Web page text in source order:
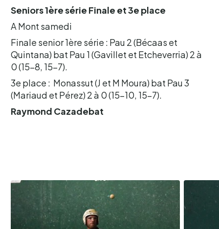
Seniors 1ère série Finale et 3e place
A Mont samedi
Finale senior 1ère série : Pau 2 (Bécaas et
Quintana) bat Pau 1 (Gavillet et Etcheverria) 2 à
0 (15-8, 15-7).
3e place : Monassut (J et M Moura) bat Pau 3
(Mariaud et Pérez) 2 à 0 (15-10, 15-7).
Raymond Cazadebat